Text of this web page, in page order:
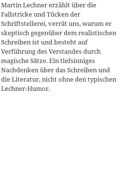
Martin Lechner erzählt über die
Fallstricke und Tücken der
Schriftstellerei, verrät uns, warum er
skeptisch gegenüber dem realistischen
Schreiben ist und besteht auf
Verführung des Verstandes durch
magische Sätze. Ein tiefsinniges
Nachdenken über das Schreiben und
die Literatur, nicht ohne den typischen
Lechner-Humor.